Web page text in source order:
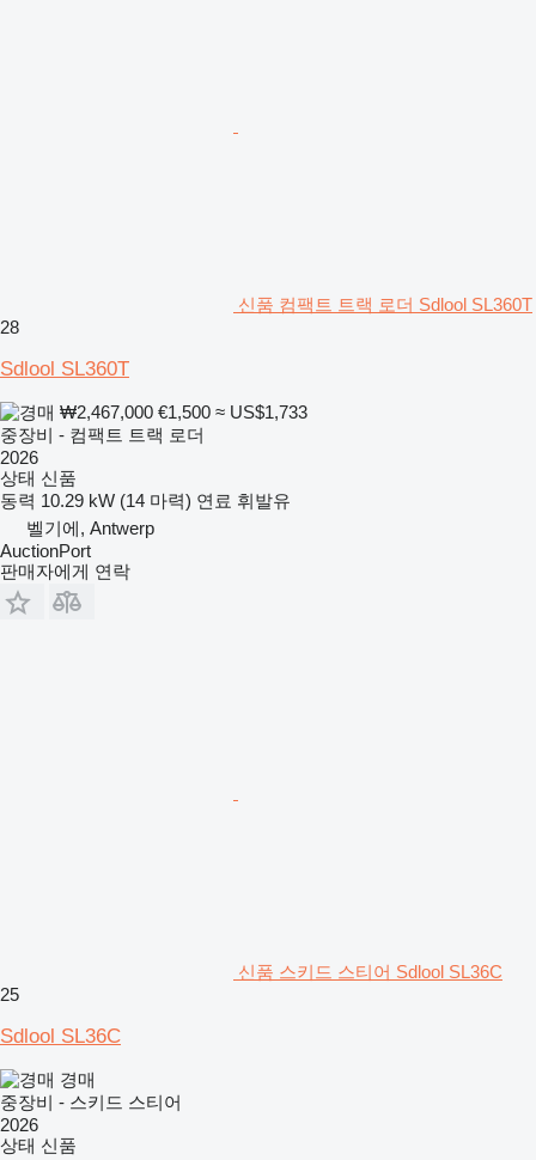
신품 컴팩트 트랙 로더 Sdlool SL360T
28
Sdlool SL360T
₩2,467,000 €1,500 ≈ US$1,733
중장비 - 컴팩트 트랙 로더
2026
상태 신품
동력 10.29 kW (14 마력) 연료 휘발유
벨기에, Antwerp
AuctionPort
판매자에게 연락
신품 스키드 스티어 Sdlool SL36C
25
Sdlool SL36C
경매
중장비 - 스키드 스티어
2026
상태 신품